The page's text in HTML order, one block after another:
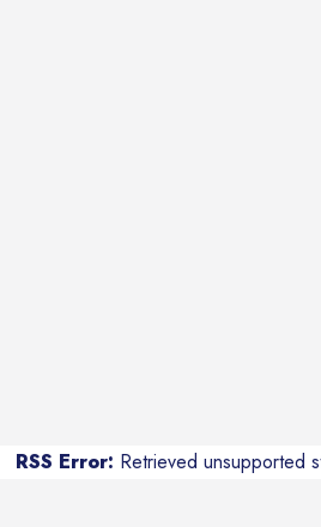
RSS Error: Retrieved unsupported